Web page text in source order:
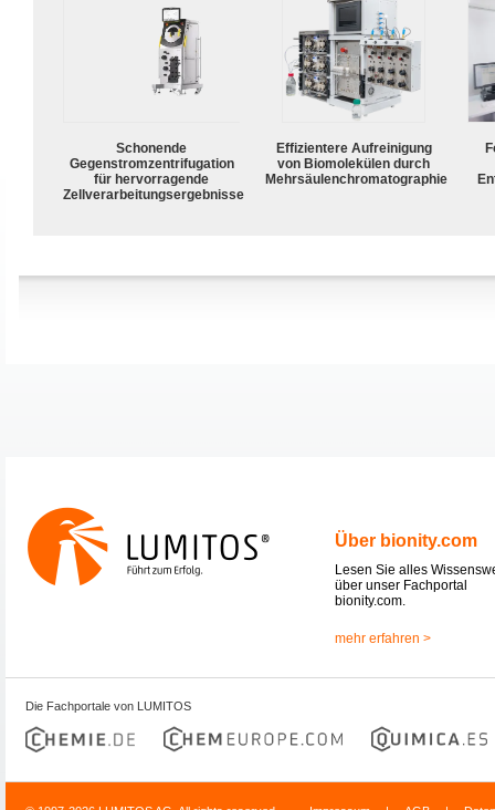
Schonende
Gegenstromzentrifugation
für hervorragende
Zellverarbeitungsergebnisse
Effizientere Aufreinigung
von Biomolekülen durch
Mehrsäulenchromatographie
Über bionity.com
Lesen Sie alles
über unser Fachportal
bionity.com.
mehr erfahren >
Die Fachportale von LUMITOS